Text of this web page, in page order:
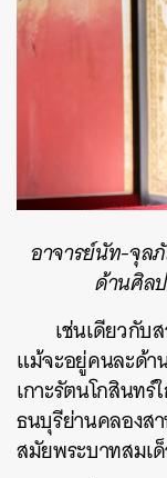
อาจารย์นัท-จุล
ด้านศิล
เช่นเดียวกับ
แม้จะอยู่คนละด้า
เกาะรัตนโกสินท
ธนบุรีย่านคลองส
สมัยพระบาทสมเ